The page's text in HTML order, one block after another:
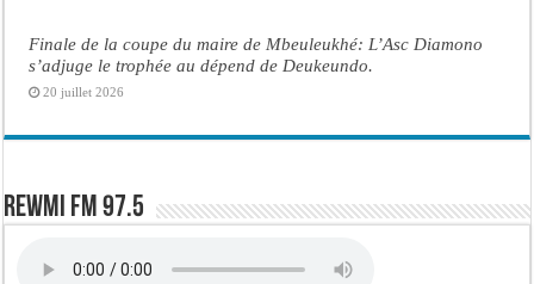
Finale de la coupe du maire de Mbeuleukhé: L’Asc Diamono
s’adjuge le trophée au dépend de Deukeundo.
20 juillet 2026
Rewmi FM 97.5